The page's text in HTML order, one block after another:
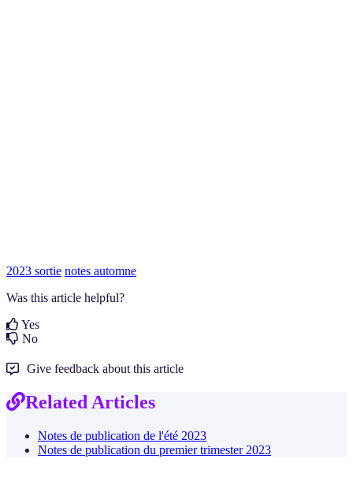
2023 sortie notes automne
Was this article helpful?
Yes
No
Give feedback about this article
Related Articles
Notes de publication de l'été 2023
Notes de publication du premier trimester 2023